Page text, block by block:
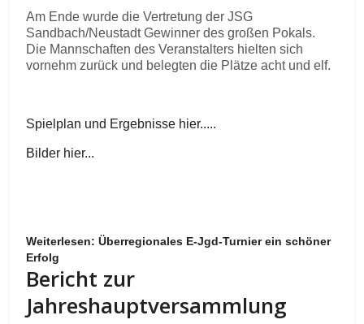
Am Ende wurde die Vertretung der JSG
Sandbach/Neustadt Gewinner des großen Pokals.
Die Mannschaften des Veranstalters hielten sich
vornehm zurück und belegten die Plätze acht und elf.
Spielplan und Ergebnisse hier.....
Bilder hier...
Weiterlesen: Überregionales E-Jgd-Turnier ein schöner
Erfolg
Bericht zur
Jahreshauptversammlung